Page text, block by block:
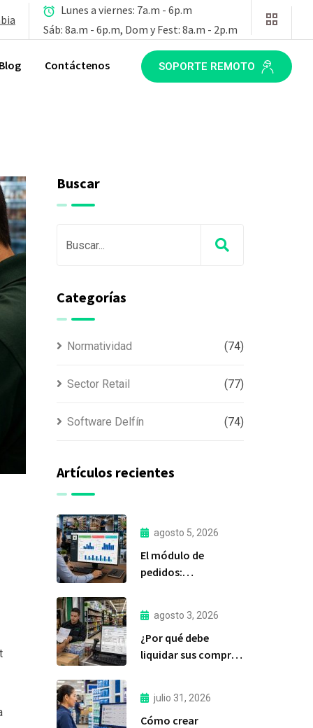
Lunes a viernes: 7a.m - 6p.m
Sáb: 8a.m - 6p.m, Dom y Fest: 8a.m - 2p.m
Blog Contáctenos SOPORTE REMOTO
Buscar
Categorías
Normatividad (74)
Sector Retail (77)
Software Delfín (74)
Artículos recientes
agosto 5, 2026
El módulo de
pedidos:
importante de Delfín
Software
agosto 3, 2026
¿Por qué debe
liquidar sus compras
julio 31, 2026
Cómo crear